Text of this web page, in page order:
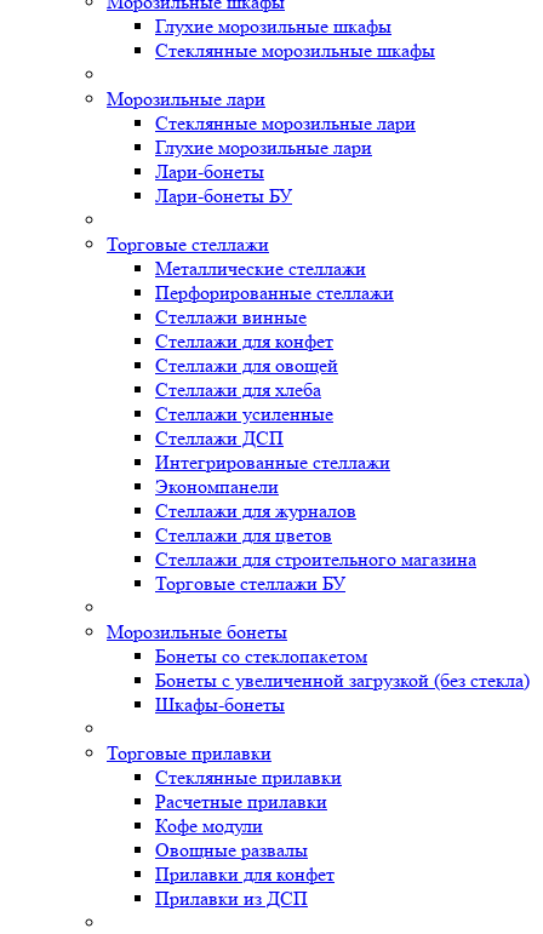
Глухие морозильные шкафы
Стеклянные морозильные шкафы
Морозильные лари
Стеклянные морозильные лари
Глухие морозильные лари
Лари-бонеты
Лари-бонеты БУ
Торговые стеллажи
Металлические стеллажи
Перфорированные стеллажи
Стеллажи винные
Стеллажи для конфет
Стеллажи для овощей
Стеллажи для хлеба
Стеллажи усиленные
Стеллажи ДСП
Интегрированные стеллажи
Экономпанели
Стеллажи для журналов
Стеллажи для цветов
Стеллажи для строительного магазина
Торговые стеллажи БУ
Морозильные бонеты
Бонеты со стеклопакетом
Бонеты с увеличенной загрузкой (без стекла)
Шкафы-бонеты
Торговые прилавки
Стеклянные прилавки
Расчетные прилавки
Кофе модули
Овощные развалы
Прилавки для конфет
Прилавки из ДСП